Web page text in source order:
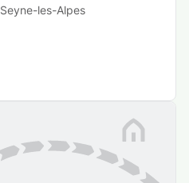
Seyne-les-Alpes